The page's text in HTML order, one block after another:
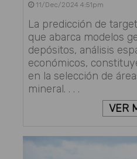
11/Dec/2024 4:51pm
La predicción de
que abarca modelos
depósitos, análisis
económicos,
en la selección de
mineral. . . .
VER